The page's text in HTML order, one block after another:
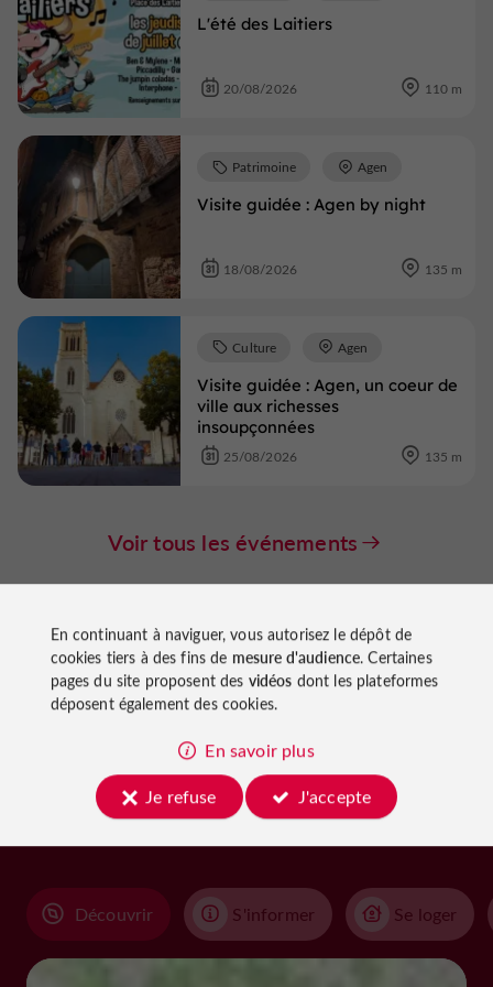
L'été des Laitiers
20/08/2026 110 m
Visite guidée : Agen by night
Patrimoine Agen
18/08/2026 135 m
Visite guidée : Agen, un coeur de
ville aux richesses
insoupçonnées
Culture Agen
25/08/2026 135 m
Voir tous les événements
À découvrir
aux
alentours
Découvrir S'informer Se loger
En continuant à naviguer, vous autorisez le dépôt de
cookies tiers à des fins de mesure d'audience. Certaines
pages du site proposent des vidéos dont les plateformes
déposent également des cookies.
En savoir plus
Je refuse
J'accepte